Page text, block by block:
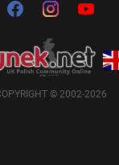
© 2002-2026